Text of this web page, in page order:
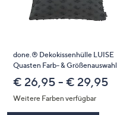
done.® Dekokissenhülle LUISE
Quasten Farb- & Größenauswahl
€ 26,95 - € 29,95
Weitere Farben verfügbar